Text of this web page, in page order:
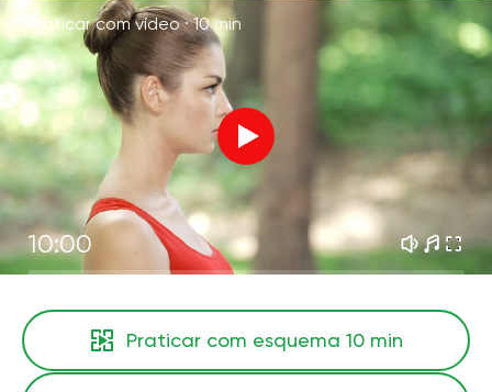
Praticar com vídeo ·10 min
10:00
Praticar com esquema 10 min